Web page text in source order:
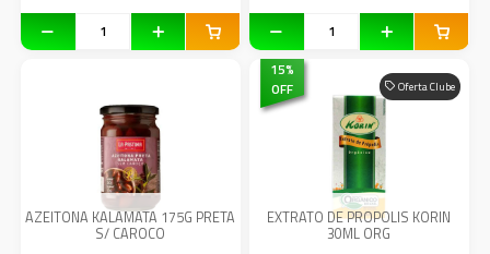
AZEITONA KALAMATA 175G PRETA
S/ CAROCO
Oferta Clube
15%
OFF
EXTRATO DE PROPOLIS KORIN
30ML ORG